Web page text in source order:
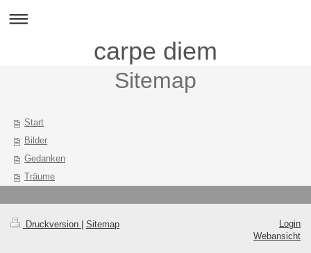
carpe diem
Sitemap
Start
Bilder
Gedanken
Träume
Druckversion Sitemap
Login
Webansicht